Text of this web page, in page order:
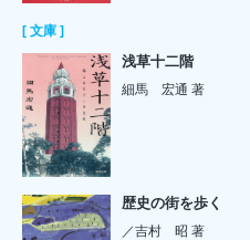
[ 文庫 ]
浅草十二階
細馬 宏通 著
歴史の街を歩く
／吉村 昭 著